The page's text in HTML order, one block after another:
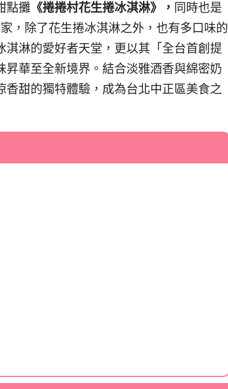
點攤 《捲捲村花生捲冰淇淋》， 同時也是
，除了花生捲冰淇淋之外，也有多口味的
淋的愛好者天堂，更以其「全台首創提
華至全新境界。結合淡雅酒香與綿密奶
甜的獨特體驗，成為台北中正區美食之